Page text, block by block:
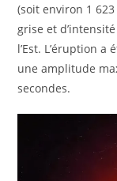
(soit environ 1
grise et
l’Est. L’éruption
une amplitude
secondes.